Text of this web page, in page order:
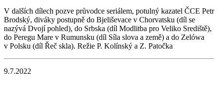
V dalších dílech pozve průvodce seriálem, potulný kazatel ČCE Petr
Brodský, diváky postupně do Bjeliševace v Chorvatsku (díl se
nazývá Dvojí pohled), do Srbska (díl Modlitba pro Veliko Srediště),
do Peregu Mare v Rumunsku (díl Síla slova a země) a do Zelówa
v Polsku (díl Řeč skla). Režie P. Kolínský a Z. Patočka
9.7.2022